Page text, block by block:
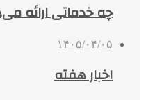
چه خدماتی ارائه
۱۴۰۵/۰۴/۰۵
اخبار هفته